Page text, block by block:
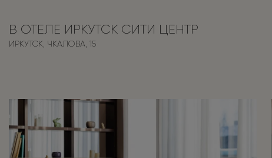
В ОТЕЛЕ ИРКУТСК СИТИ ЦЕНТР
ИРКУТСК, ЧКАЛОВА, 15